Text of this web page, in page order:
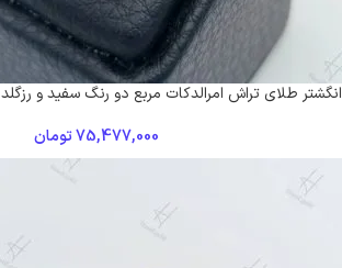
انگشتر طلای تراش امرالد‌کات مربع دو رنگ سفید و رزگلد
75,477,000تومان